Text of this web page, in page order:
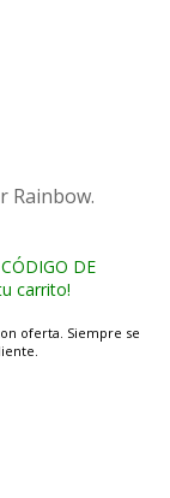
Rainbow.
DE
carrito!
oferta. Siempre se